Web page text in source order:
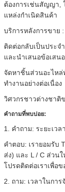
ต้องการเช่นสัญญา,
แหล่งกำเนิดสินค้า
บริการหลังการขาย :
ติดต่อกลับเป็นประจ
และนำเสนอข้อเสน
จัดหาชิ้นส่วนอะไหล่
ทำงานอย่างต่อเนื่อง
วิศวกรชาวต่างชาติ
คำถามที่พบบ่อย:
1. คำถาม: ระยะเว
คำตอบ: เรายอมรับ
ส่ง) และ L / C ส่วน
โปรดติดต่อเราเพื่อ
2. ถาม: เวลาในการ